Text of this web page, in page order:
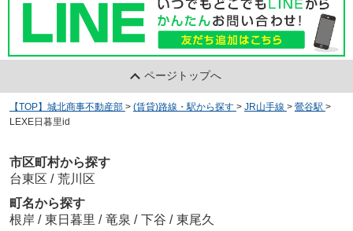
ページトップへ
【TOP】城北商事不動産部 > (賃貸)路線・駅から探す > JR山手線 > 鶯谷駅 >
LEXE日暮里id
市区町村から探す
台東区 / 荒川区
町名から探す
根岸 / 東日暮里 / 竜泉 / 下谷 / 東尾久